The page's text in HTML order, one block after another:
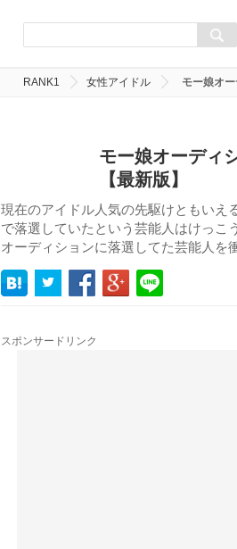
RANK1 女性アイドル モー娘オ
モー娘オーディ
【最新版】
現在のアイドル人気の先駆けともいえ
で落選していたという芸能人はけっこ
オーディションに落選してた芸能人を
スポンサードリンク